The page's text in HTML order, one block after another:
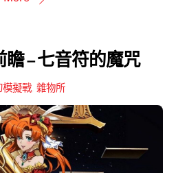
– 七音符的魔咒
模擬戰, 雜物所